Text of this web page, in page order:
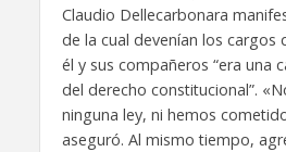
Claudio Dellecarbonara
de la cual devenían los cargos
él y sus compañeros “era una
del derecho constitucional”.
ninguna ley, ni hemos
aseguró. Al mismo tiempo,